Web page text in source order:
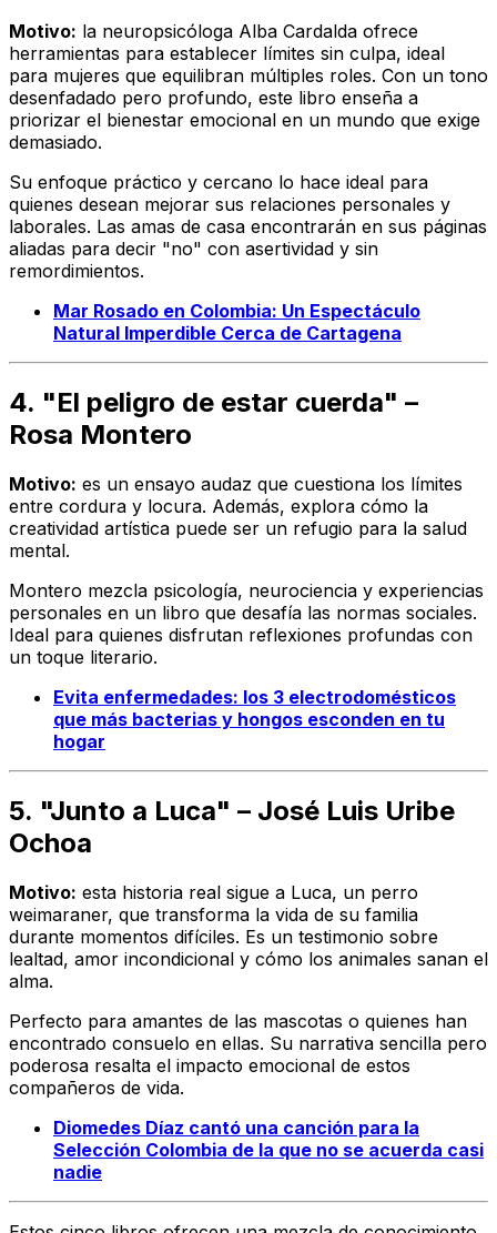
Motivo: la neuropsicóloga Alba Cardalda ofrece
herramientas para establecer límites sin culpa, ideal
para mujeres que equilibran múltiples roles. Con un tono
desenfadado pero profundo, este libro enseña a
priorizar el bienestar emocional en un mundo que exige
demasiado.
Su enfoque práctico y cercano lo hace ideal para
quienes desean mejorar sus relaciones personales y
laborales. Las amas de casa encontrarán en sus páginas
aliadas para decir "no" con asertividad y sin
remordimientos.
Mar Rosado en Colombia: Un Espectáculo
Natural Imperdible Cerca de Cartagena
4. "El peligro de estar cuerda" –
Rosa Montero
Motivo: es un ensayo audaz que cuestiona los límites
entre cordura y locura. Además, explora cómo la
creatividad artística puede ser un refugio para la salud
mental.
Montero mezcla psicología, neurociencia y experiencias
personales en un libro que desafía las normas sociales.
Ideal para quienes disfrutan reflexiones profundas con
un toque literario.
Evita enfermedades: los 3 electrodomésticos
que más bacterias y hongos esconden en tu
hogar
5. "Junto a Luca" – José Luis Uribe
Ochoa
Motivo: esta historia real sigue a Luca, un perro
weimaraner, que transforma la vida de su familia
durante momentos difíciles. Es un testimonio sobre
lealtad, amor incondicional y cómo los animales sanan el
alma.
Perfecto para amantes de las mascotas o quienes han
encontrado consuelo en ellas. Su narrativa sencilla pero
poderosa resalta el impacto emocional de estos
compañeros de vida.
Diomedes Díaz cantó una canción para la
Selección Colombia de la que no se acuerda casi
nadie